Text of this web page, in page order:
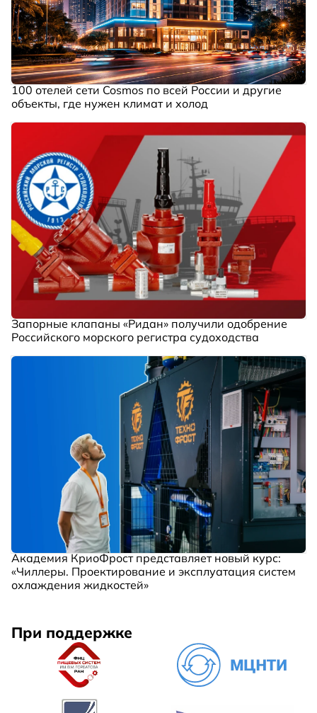
100 отелей сети Cosmos по всей России и другие
объекты, где нужен климат и холод
Запорные клапаны «Ридан» получили одобрение
Российского морского регистра судоходства
Академия КриоФрост представляет новый курс:
«Чиллеры. Проектирование и эксплуатация систем
охлаждения жидкостей»
При поддержке